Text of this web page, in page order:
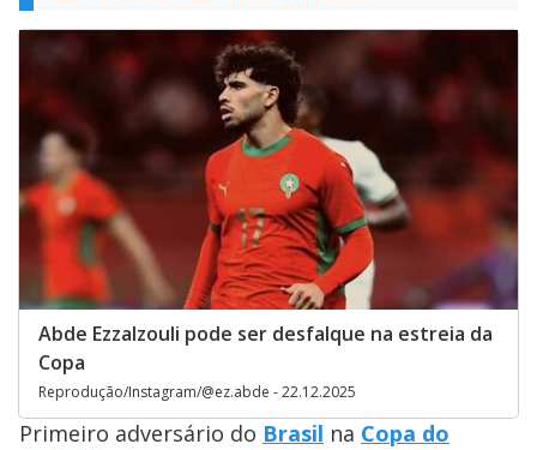
Abde Ezzalzouli pode ser desfalque na estreia da
Copa
Reprodução/Instagram/@ez.abde - 22.12.2025
Primeiro adversário do Brasil na Copa do